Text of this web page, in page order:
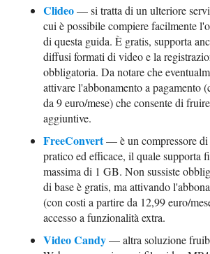
Clideo— si tratta di un ulteriore
cui è possibile compiere facilmente
di questa guida. È gratis, supporta
diffusi formati di video e la
obbligatoria. Da notare che
attivare l'abbonamento a pagamento
da 9 euro/mese) che consente di
aggiuntive.
FreeConvert— è un compressore
pratico ed efficace, il quale supporta
massima di 1 GB. Non sussiste
di base è gratis, ma attivando
(con costi a partire da 12,99 euro/
accesso a funzionalità extra.
Video Candy— altra soluzione